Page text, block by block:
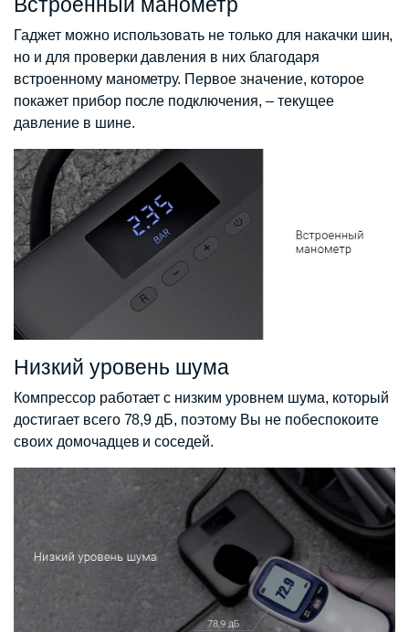
Гаджет можно использовать не только для накачки шин,
но и для проверки давления в них благодаря
встроенному манометру. Первое значение, которое
покажет прибор после подключения, – текущее
давление в шине.
Низкий уровень шума
Компрессор работает с низким уровнем шума, который
достигает всего 78,9 дБ, поэтому Вы не побеспокоите
своих домочадцев и соседей.